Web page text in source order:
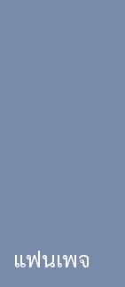
แฟนเพจ